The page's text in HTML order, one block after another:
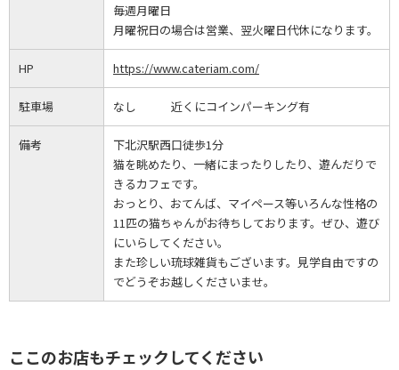
毎週月曜日
月曜祝日の場合は営業、翌火曜日代休になります。
HP https://www.cateriam.com/
駐車場 なし 近くにコインパーキング有
備考
下北沢駅西口徒歩1分
猫を眺めたり、一緒にまったりしたり、遊んだりで
きるカフェです。
おっとり、おてんば、マイペース等いろんな性格の
11匹の猫ちゃんがお待ちしております。ぜひ、遊び
にいらしてください。
また珍しい琉球雑貨もございます。見学自由ですの
でどうぞお越しくださいませ。
ここのお店もチェックしてください